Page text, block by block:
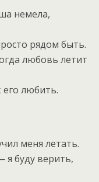
немела,
рядом быть.
любовь летит
любить.
меня летать.
я буду верить,